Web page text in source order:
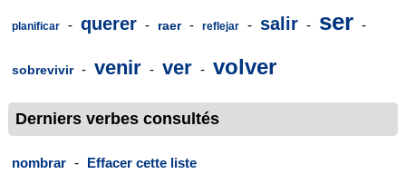
planificar - querer - raer - reflejar - salir - ser -
sobrevivir - venir - ver - volver
Derniers verbes consultés
nombrar - Effacer cette liste